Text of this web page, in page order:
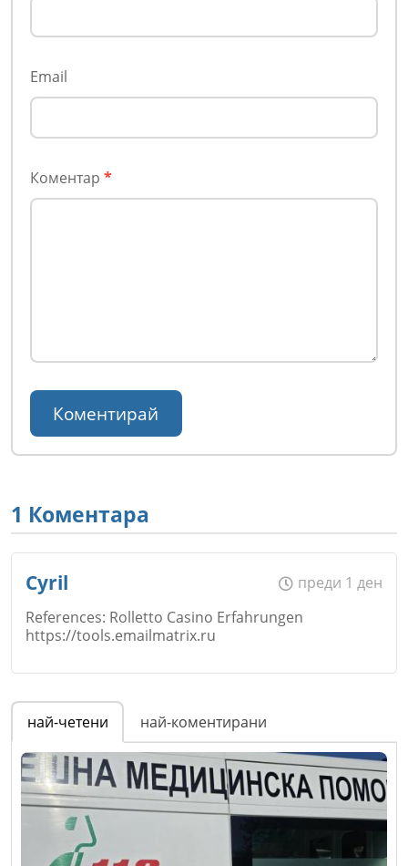
Email
Коментар *
1 Коментара
Cyril
преди 1 ден
References: Rolletto Casino Erfahrungen
https://tools.emailmatrix.ru
Име*
Email
най-четени най-коментирани